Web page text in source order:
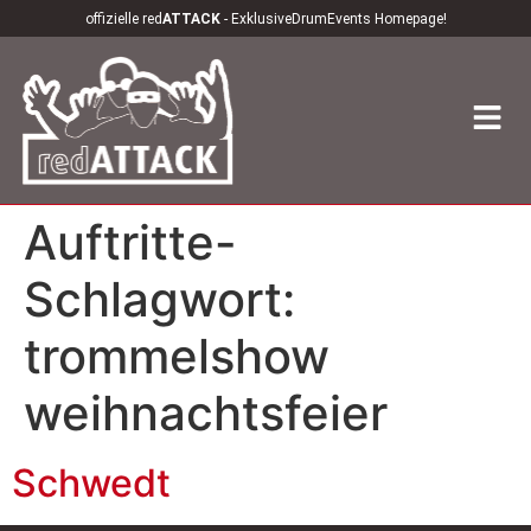
offizielle redATTACK- ExklusiveDrumEvents Homepage!
Auftritte-
Schlagwort:
trommelshow
weihnachtsfeier
Schwedt